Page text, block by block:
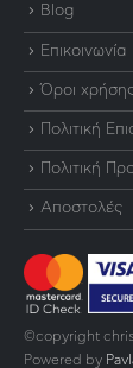
Blog
Επικοινωνία
Όροι
Πολιτική
Πολιτική
Αποστολές
©copyright
Powered by